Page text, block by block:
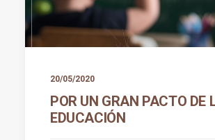
20/05/2020
POR UN GRAN PACTO DE
EDUCACIÓN